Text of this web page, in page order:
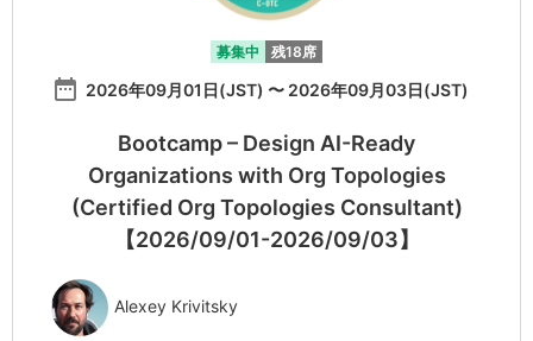
募集中 残18席
date_range 2026年09月01日(JST) 〜 2026年09月03日(JST)
Bootcamp – Design AI-Ready
Organizations with Org Topologies
(Certified Org Topologies Consultant)
【2026/09/01-2026/09/03】
Alexey Krivitsky